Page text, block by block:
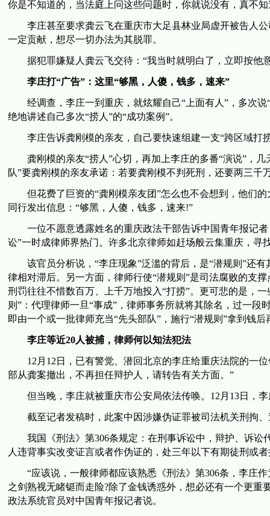
你是不知道的，当法庭上问这些问题时，你就说没有，真不
李庄甚至要求龚云飞在重庆市大足县林业局虚开被告人公
一定贡献，想尽一切办法为其脱罪。
据犯罪嫌疑人龚云飞交待：“我当时就明白了，立即按他
李庄打“广告”：这里“够黑，人傻，钱多，速来”
经调查，李庄一到重庆，就炫耀自己“上面有人”，多次说
绝地讲述自己多次“捞人”的“成功案例”。
李庄告诉龚刚模的亲友，自己要快速组建一支“跨区域打
龚刚模的亲友“捞人”心切，再加上李庄的多番“演说”，几
队”要龚刚模的亲友承诺：若要龚刚模不判死刑，还要两三千
但花费了巨资的“龚刚模亲友团”怎么也不会想到，他们的
同行发出信息：“够黑，人傻，钱多，速来!”
一位不愿意透露姓名的重庆政法干部告诉中国青年报记者
讼”一时成律师界热门。许多北京律师如赶场般云集重庆，寻
该官员分析说，“李庄现象”泛滥的背后，是“潜规则”还有
律相对滞后。另一方面，律师行使“潜规则”是司法腐败的支
刑罚往往不惜数百万、上千万地投入“打捞”。更可悲的是，
则”：代理律师一旦“事成”，律师事务所就将其除名，过一
即由一个或一批律师充当“先头部队”，施行“潜规则”拿到钱
李庄等近20人被捕，律师何以知法犯法
12月12日，已有警觉、潜回北京的李庄给重庆法院的一位
部从龚案撤出，不再担任辩护人，请转告有关方面。”
但当晚，李庄就被重庆市公安局依法传唤。12月13日，李
截至记者发稿时，此案中因涉嫌伪证罪被司法机关刑拘、
我国《刑法》第306条规定：在刑事诉讼中，辩护、诉讼
人违背事实改变证言或者作伪证的，处三年以下有期徒刑或
“应该说，一般律师都应该熟悉《刑法》第306条，李庄作
之剑熟视无睹铤而走险?除了金钱诱惑外，想必还有一个更重
政法系统官员对中国青年报记者说。